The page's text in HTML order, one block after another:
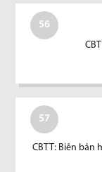
56
57
CBTT: Biên